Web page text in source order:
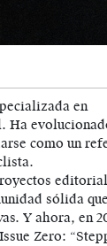
en
Ha
como un
sólida que
Y ahora, en
Zero: